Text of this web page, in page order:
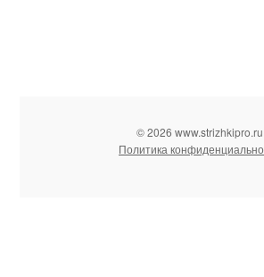
© 2026 www.strizhkipro.ru
Политика